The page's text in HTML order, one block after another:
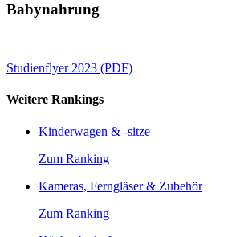
Babynahrung
Studienflyer 2023 (PDF)
Weitere Rankings
Kinderwagen & -sitze
Zum Ranking
Kameras, Ferngläser & Zubehör
Zum Ranking